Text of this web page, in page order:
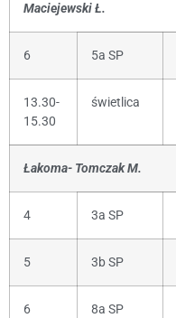
Maciejewski Ł.
6 5a SP
13.30-
15.30
świetlica
Łakoma- Tomczak M.
4 3a SP
5 3b SP
6 8a SP